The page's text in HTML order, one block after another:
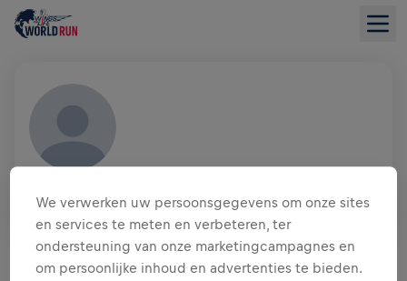
IND
INZAMELINGSOVERZICHT
We verwerken uw persoonsgegevens om onze sites
en services te meten en verbeteren, ter
ondersteuning van onze marketingcampagnes en
om persoonlijke inhoud en advertenties te bieden.